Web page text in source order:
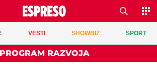
VESTI SHOWBIZ SPORT
PROGRAM RAZVOJA